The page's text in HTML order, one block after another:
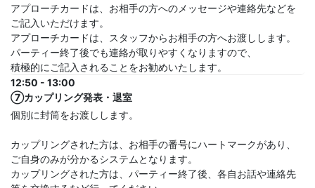
アプローチカードは、お相手の方へのメッセージや連絡先などを
ご記入いただけます。
アプローチカードは、スタッフからお相手の方へお渡しします。
パーティー終了後でも連絡が取りやすくなりますので、
積極的にご記入されることをお勧めいたします。
12:50 - 13:00
⑦カップリング発表・退室
個別に封筒をお渡しします。
カップリングされた方は、お相手の番号にハートマークがあり、
ご自身のみが分かるシステムとなります。
カップリングされた方は、パーティー終了後、各自お話や連絡先